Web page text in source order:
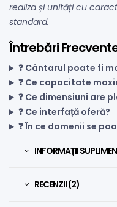
realiza și unități cu
standard.
Întrebări
❓ Cântarul poate fi
❓ Ce capacitate
❓ Ce dimensiuni are
❓ Ce interfață oferă?
❓ În ce domenii se
INFORMAȚII
RECENZII (2)